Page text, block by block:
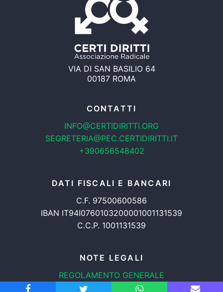
VIA DI SAN BASILIO 64
00187 ROMA
CONTATTI
INFO@CERTIDIRITTI.ORG
SEGRETERIA@PEC.CERTIDIRITTI.IT
+390656548402
DATI FISCALI E BANCARI
C.F. 97500600586
IBAN IT94I0760103200001001131539
C.C.P. 1001131539
NOTE LEGALI
REGOLAMENTO GENERALE
PROTEZIONE DATI